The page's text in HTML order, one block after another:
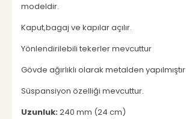
modeldir.
Kaput,bagaj ve kapılar açılır.
Yönlendirilebili tekerler mevcuttur
Gövde ağırlıklı olarak metalden yapılmıştır
Süspansiyon özelliği mevcuttur.
Uzunluk:240 mm (24 cm)